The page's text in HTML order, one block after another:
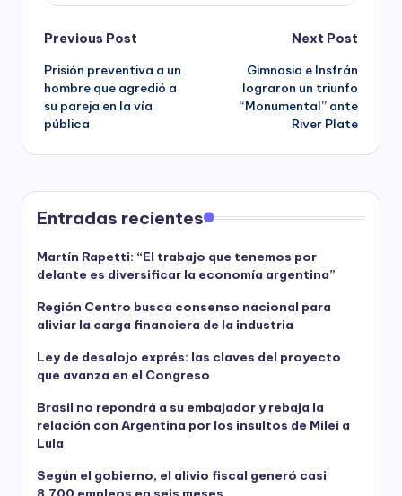
Post
navigation
Previous Post
Prisión preventiva a un
hombre que agredió a
su pareja en la vía
pública
Next Post
Gimnasia e Insfrán
lograron un triunfo
“Monumental” ante
River Plate
Entradas recientes
Martín Rapetti: “El trabajo que tenemos por
delante es diversificar la economía argentina”
Región Centro busca consenso nacional para
aliviar la carga financiera de la industria
Ley de desalojo exprés: las claves del proyecto
que avanza en el Congreso
Brasil no repondrá a su embajador y rebaja la
relación con Argentina por los insultos de Milei a
Lula
Según el gobierno, el alivio fiscal generó casi